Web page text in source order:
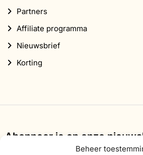
Beheer
Partners
Affiliate programma
Nieuwsbrief
Korting
Abonneer je op onze